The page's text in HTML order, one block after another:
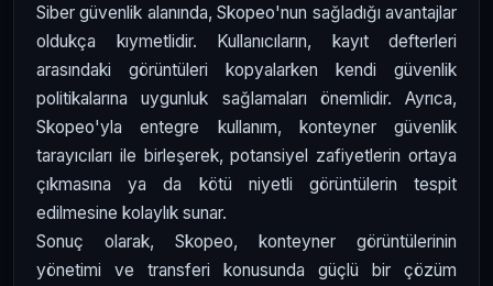
Siber güvenlik alanında, Skopeo'nun sağladığı avantajlar
oldukça kıymetlidir. Kullanıcıların, kayıt defterleri
arasındaki görüntüleri kopyalarken kendi güvenlik
politikalarına uygunluk sağlamaları önemlidir. Ayrıca,
Skopeo'yla entegre kullanım, konteyner güvenlik
tarayıcıları ile birleşerek, potansiyel zafiyetlerin ortaya
çıkmasına ya da kötü niyetli görüntülerin tespit
edilmesine kolaylık sunar.
Sonuç olarak, Skopeo, konteyner görüntülerinin
yönetimi ve transferi konusunda güçlü bir çözüm